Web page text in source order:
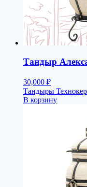
Тандыр
30,000 ₽
Тандыры
В корзину